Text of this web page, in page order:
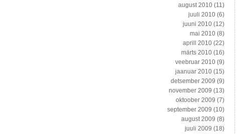
august 2010 (11)
juuli 2010 (6)
juuni 2010 (12)
mai 2010 (8)
aprill 2010 (22)
märts 2010 (16)
veebruar 2010 (9)
jaanuar 2010 (15)
detsember 2009 (9)
november 2009 (13)
oktoober 2009 (7)
september 2009 (10)
august 2009 (8)
juuli 2009 (18)